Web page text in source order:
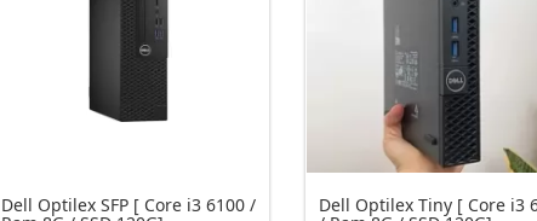
Dell Optilex SFP [ Core i3 6100 / Dell Optilex Tiny [ Core i3